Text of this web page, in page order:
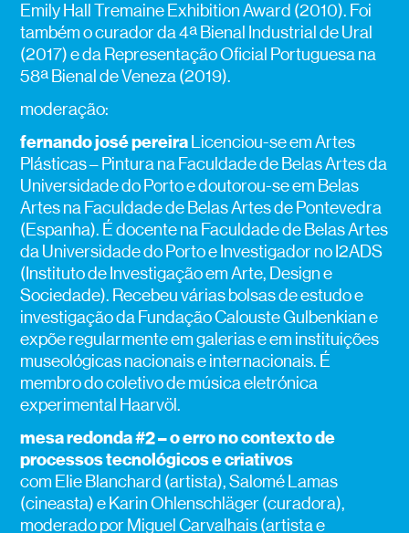
Emily Hall Tremaine Exhibition Award (2010). Foi
também o curador da 4ª Bienal Industrial de Ural
(2017) e da Representação Oficial Portuguesa na
58ª Bienal de Veneza (2019).
moderação:
fernando josé pereira Licenciou-se em Artes
Plásticas – Pintura na Faculdade de Belas Artes da
Universidade do Porto e doutorou-se em Belas
Artes na Faculdade de Belas Artes de Pontevedra
(Espanha). É docente na Faculdade de Belas Artes
da Universidade do Porto e Investigador no I2ADS
(Instituto de Investigação em Arte, Design e
Sociedade). Recebeu várias bolsas de estudo e
investigação da Fundação Calouste Gulbenkian e
expõe regularmente em galerias e em instituições
museológicas nacionais e internacionais. É
membro do coletivo de música eletrónica
experimental Haarvöl.
mesa redonda #2 – o erro no contexto de
processos tecnológicos e criativos
com Elie Blanchard (artista), Salomé Lamas
(cineasta) e Karin Ohlenschläger (curadora),
moderado por Miguel Carvalhais (artista e